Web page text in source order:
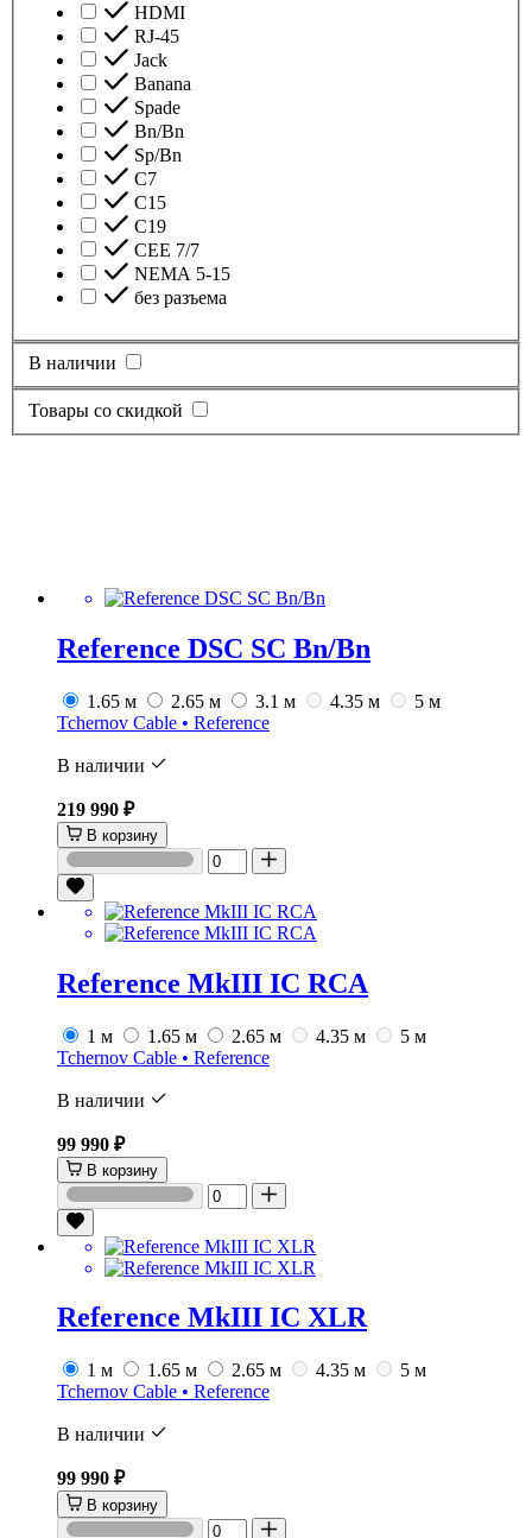
HDMI
RJ-45
Jack
Banana
Spade
Bn/Bn
Sp/Bn
С7
C15
C19
CEE 7/7
NEMA 5-15
без разъема
В наличии
Товары со скидкой
Reference DSC SC Bn/Bn
1.65 м 2.65 м 3.1 м 4.35 м
5 м
Tchernov Cable • Reference
В наличии
219 990 ₽
В корзину
Reference MkIII IC RCA
1 м 1.65 м 2.65 м 4.35 м
5 м
Tchernov Cable • Reference
В наличии
99 990 ₽
В корзину
Reference MkIII IC XLR
1 м 1.65 м 2.65 м 4.35 м
5 м
Tchernov Cable • Reference
В наличии
99 990 ₽
В корзину